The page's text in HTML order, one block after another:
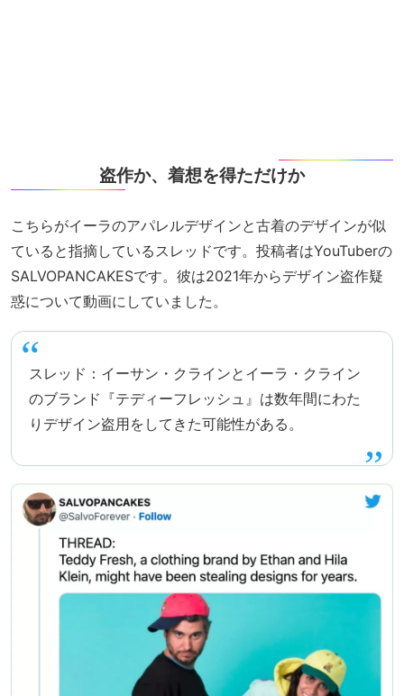
盗作か、着想を得ただけか
こちらがイーラのアパレルデザインと古着のデザインが似
ていると指摘しているスレッドです。投稿者はYouTuberの
SALVOPANCAKESです。彼は2021年からデザイン盗作疑
惑について動画にしていました。
スレッド：イーサン・クラインとイーラ・クライン
のブランド『テディーフレッシュ』は数年間にわた
りデザイン盗用をしてきた可能性がある。